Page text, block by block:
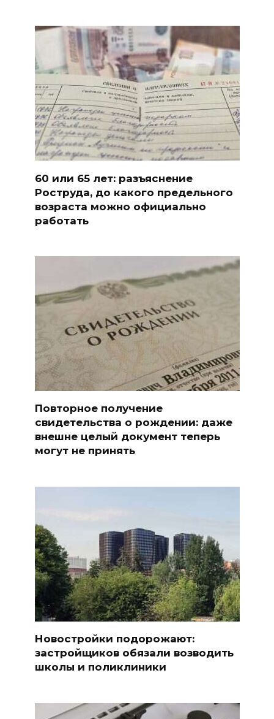
60 или 65 лет: разъяснение
Роструда, до какого предельного
возраста можно официально
работать
Повторное получение
свидетельства о рождении: даже
внешне целый документ теперь
могут не принять
Новостройки подорожают:
застройщиков обязали возводить
школы и поликлиники